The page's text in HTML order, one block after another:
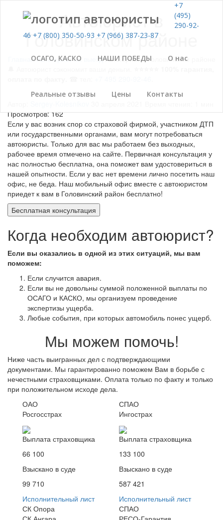
+7
(495)
290-92-
46 +7 (800) 350-50-93 +7 (966) 387-23-87
ОСАГО, КАСКО НАШИ ПОБЕДЫ О нас
Реальные отзывы Цены Контакты
Автоюрист в
Головинском районе
Главная Автоюрист на выезд Автоюрист в Головинском районе
Просмотров: 162
Если у вас возник спор со страховой фирмой, участником ДТП
или государственными органами, вам могут потребоваться
автоюристы. Только для вас мы работаем без выходных,
рабочее время отмечено на сайте. Первичная консультация у
нас полностью бесплатна, она поможет вам удостовериться в
нашей опытности. Если у вас нет времени лично посетить наш
офис, не беда. Наш мобильный офис вместе с автоюристом
приедет к вам в Головинский район бесплатно!
Бесплатная консультация
Когда необходим автоюрист?
Если вы оказались в одной из этих ситуаций, мы вам
поможем:
Если случится авария.
Если вы не довольны суммой положенной выплаты по
ОСАГО и КАСКО, мы организуем проведение
экспертизы ущерба.
Любые события, при которых автомобиль понес ущерб.
Мы можем помочь!
Ниже часть выигранных дел с подтверждающими
документами. Мы гарантированно поможем Вам в борьбе с
нечестными страховщиками. Оплата только по факту и только
при положительном исходе дела.
ОАО
Росгосстрах
Выплата страховщика
66 100
Взыскано в суде
99 710
Исполнительный лист
СПАО
Ингострах
Выплата страховщика
133 100
Взыскано в суде
587 421
Исполнительный лист
СК Опора
СПАО